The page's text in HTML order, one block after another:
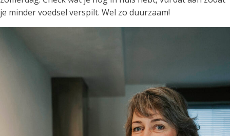
je minder voedsel verspilt. Wel zo duurzaam!